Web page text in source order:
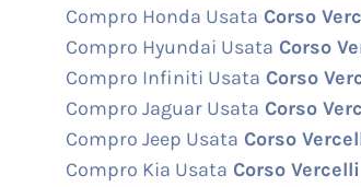
Compro Honda Usata Corso
Compro Hyundai Usata Corso
Compro Infiniti Usata Corso
Compro Jaguar Usata Corso
Compro Jeep Usata Corso
Compro Kia Usata Corso